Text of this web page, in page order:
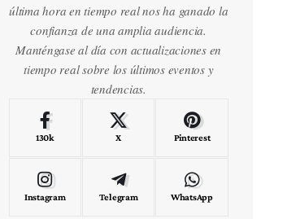
última hora en tiempo real nos ha ganado la
confianza de una amplia audiencia.
Manténgase al día con actualizaciones en
tiempo real sobre los últimos eventos y
tendencias.
130k X Pinterest
Instagram Telegram WhatsApp